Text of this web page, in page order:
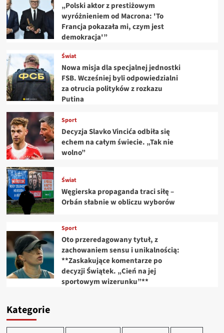
„Polski aktor z prestiżowym
wyróżnieniem od Macrona: 'To
Francja pokazała mi, czym jest
demokracja'”
Świat
Nowa misja dla specjalnej jednostki
FSB. Wcześniej byli odpowiedzialni
za otrucia polityków z rozkazu
Putina
Sport
Decyzja Slavko Vincića odbiła się
echem na całym świecie. „Tak nie
wolno”
Świat
Węgierska propaganda traci siłę –
Orbán słabnie w obliczu wyborów
Sport
Oto przeredagowany tytuł, z
zachowaniem sensu i unikalnością:
**Zaskakujące komentarze po
decyzji Świątek. „Cień na jej
sportowym wizerunku”**
Kategorie